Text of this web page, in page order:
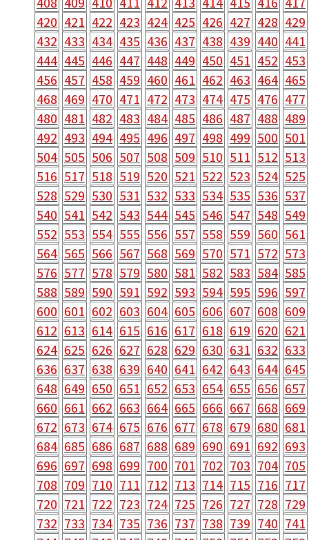
420 421 422 423 424 425 426 427 428 429
432 433 434 435 436 437 438 439 440 441
444 445 446 447 448 449 450 451 452 453
456 457 458 459 460 461 462 463 464 465
468 469 470 471 472 473 474 475 476 477
480 481 482 483 484 485 486 487 488 489
492 493 494 495 496 497 498 499 500 501
504 505 506 507 508 509 510 511 512 513
516 517 518 519 520 521 522 523 524 525
528 529 530 531 532 533 534 535 536 537
540 541 542 543 544 545 546 547 548 549
552 553 554 555 556 557 558 559 560 561
564 565 566 567 568 569 570 571 572 573
576 577 578 579 580 581 582 583 584 585
588 589 590 591 592 593 594 595 596 597
600 601 602 603 604 605 606 607 608 609
612 613 614 615 616 617 618 619 620 621
624 625 626 627 628 629 630 631 632 633
636 637 638 639 640 641 642 643 644 645
648 649 650 651 652 653 654 655 656 657
660 661 662 663 664 665 666 667 668 669
672 673 674 675 676 677 678 679 680 681
684 685 686 687 688 689 690 691 692 693
696 697 698 699 700 701 702 703 704 705
708 709 710 711 712 713 714 715 716 717
720 721 722 723 724 725 726 727 728 729
732 733 734 735 736 737 738 739 740 741